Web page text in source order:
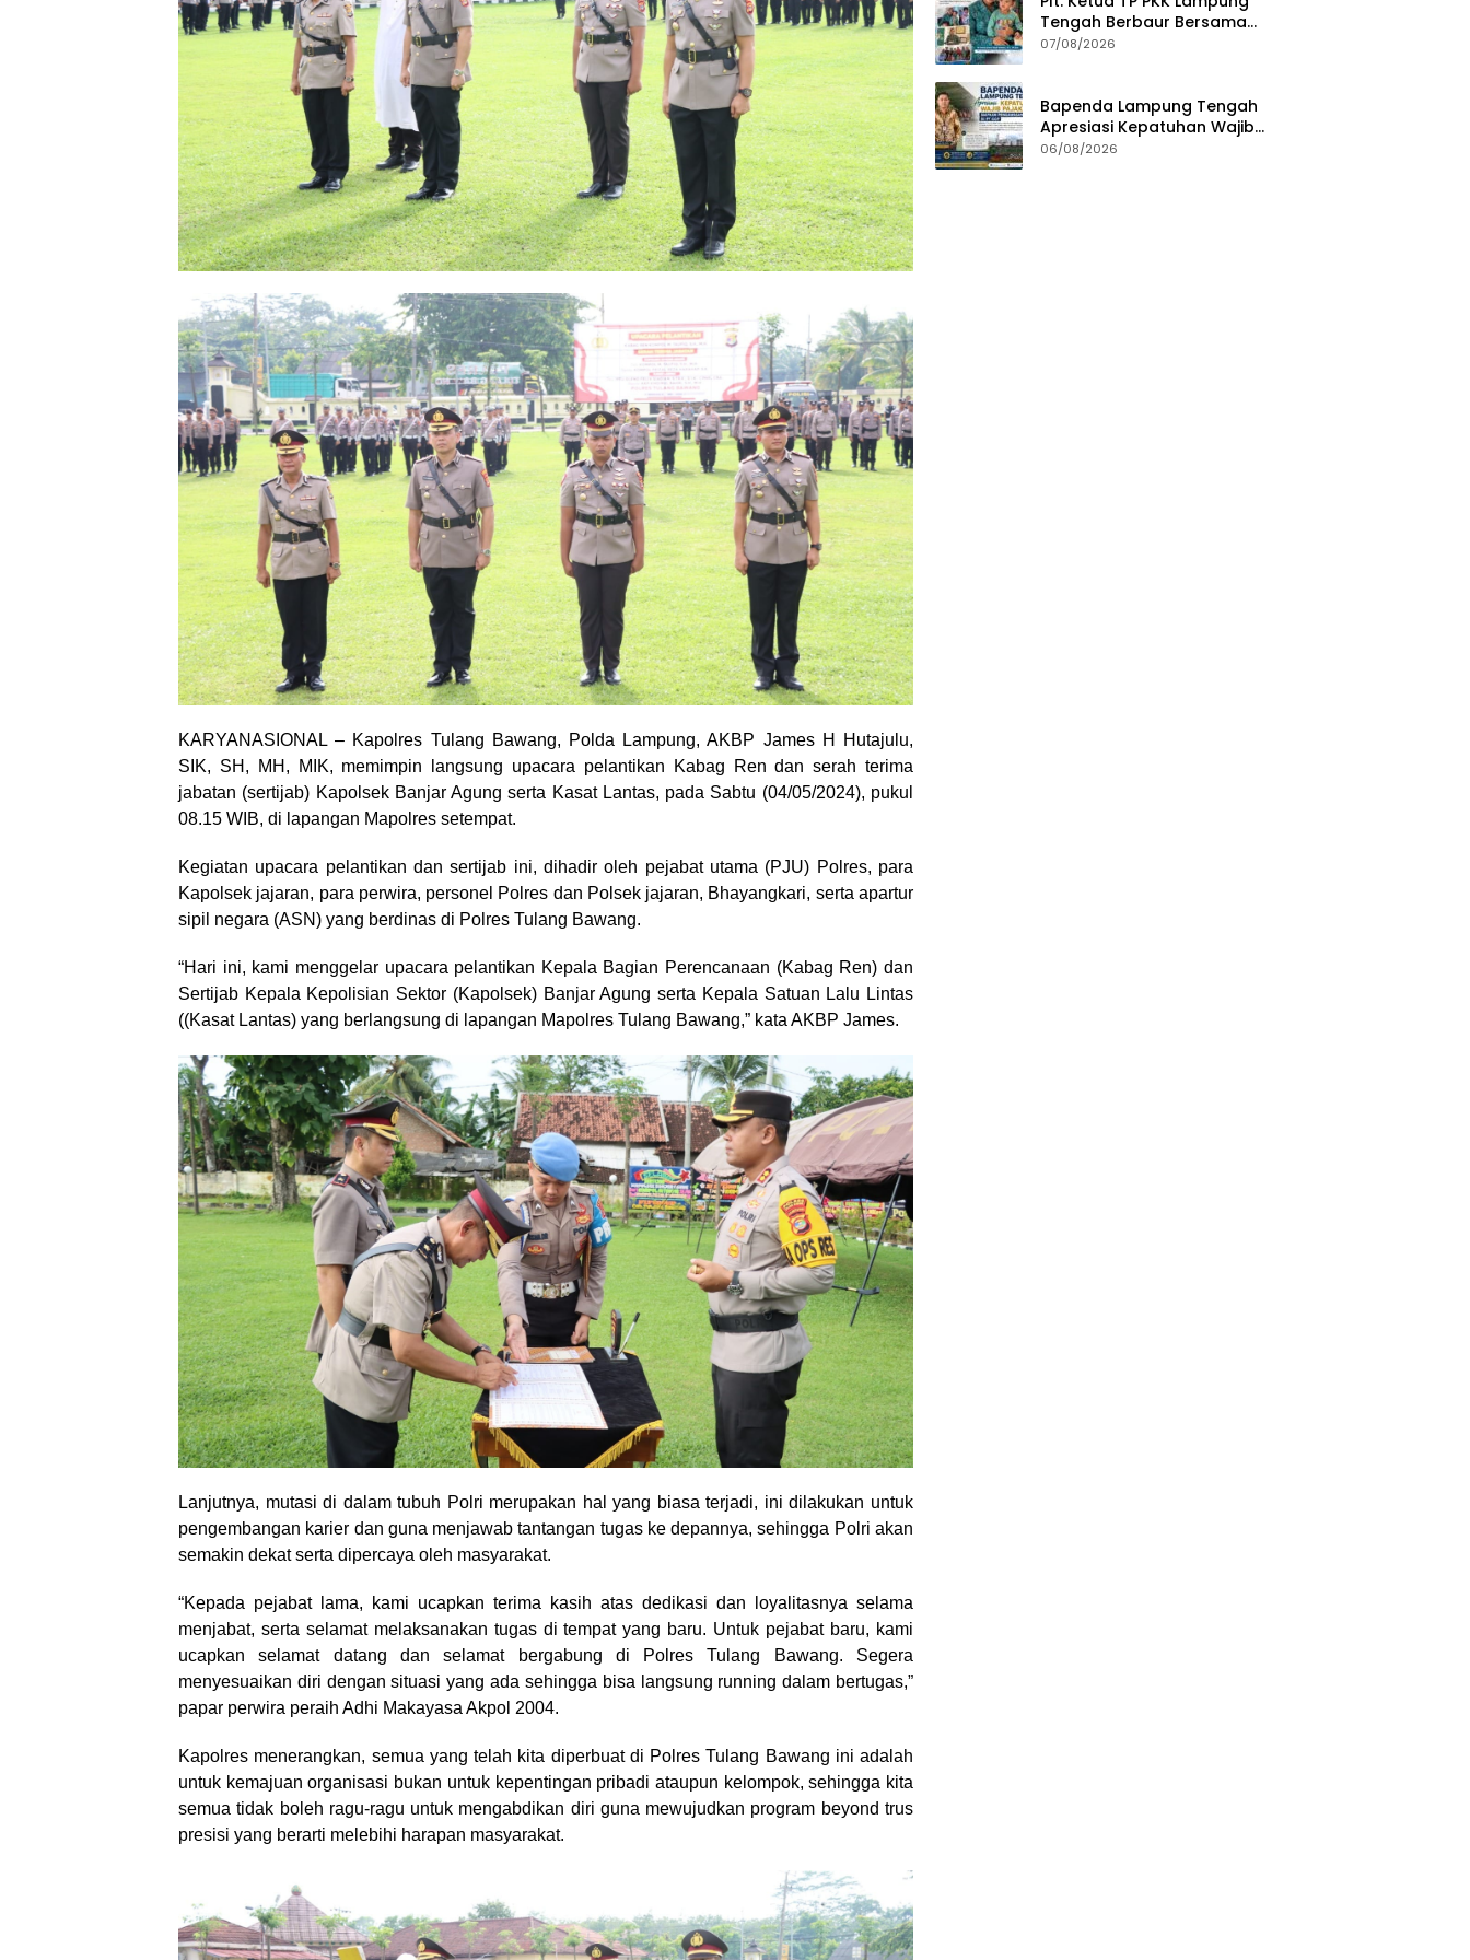
KARYANASIONAL – Kapolres Tulang Bawang, Polda Lampung, AKBP James H Hutajulu,
SIK, SH, MH, MIK, memimpin langsung upacara pelantikan Kabag Ren dan serah terima
jabatan (sertijab) Kapolsek Banjar Agung serta Kasat Lantas, pada Sabtu (04/05/2024), pukul
08.15 WIB, di lapangan Mapolres setempat.
Kegiatan upacara pelantikan dan sertijab ini, dihadir oleh pejabat utama (PJU) Polres, para
Kapolsek jajaran, para perwira, personel Polres dan Polsek jajaran, Bhayangkari, serta apartur
sipil negara (ASN) yang berdinas di Polres Tulang Bawang.
“Hari ini, kami menggelar upacara pelantikan Kepala Bagian Perencanaan (Kabag Ren) dan
Sertijab Kepala Kepolisian Sektor (Kapolsek) Banjar Agung serta Kepala Satuan Lalu Lintas
((Kasat Lantas) yang berlangsung di lapangan Mapolres Tulang Bawang,” kata AKBP James.
Lanjutnya, mutasi di dalam tubuh Polri merupakan hal yang biasa terjadi, ini dilakukan untuk
pengembangan karier dan guna menjawab tantangan tugas ke depannya, sehingga Polri akan
semakin dekat serta dipercaya oleh masyarakat.
“Kepada pejabat lama, kami ucapkan terima kasih atas dedikasi dan loyalitasnya selama
menjabat, serta selamat melaksanakan tugas di tempat yang baru. Untuk pejabat baru, kami
ucapkan selamat datang dan selamat bergabung di Polres Tulang Bawang. Segera
menyesuaikan diri dengan situasi yang ada sehingga bisa langsung running dalam bertugas,”
papar perwira peraih Adhi Makayasa Akpol 2004.
Kapolres menerangkan, semua yang telah kita diperbuat di Polres Tulang Bawang ini adalah
untuk kemajuan organisasi bukan untuk kepentingan pribadi ataupun kelompok, sehingga kita
semua tidak boleh ragu-ragu untuk mengabdikan diri guna mewujudkan program beyond trus
presisi yang berarti melebihi harapan masyarakat.
Tengah Berbaur Bersama
Anak-anak di PT GGP
07/08/2026
Bapenda Lampung Tengah
Apresiasi Kepatuhan Wajib
Pajak, Siapkan Pengawasan
06/08/2026